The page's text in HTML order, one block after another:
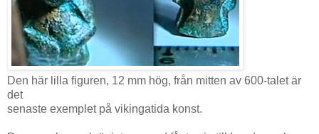
Den här lilla figuren, 12 mm hög, från mitten av 600-talet är
det
senaste exemplet på vikingatida konst.